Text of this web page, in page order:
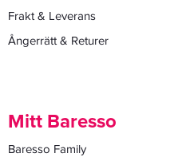
Frakt & Leverans
Ångerrätt & Returer
Mitt Baresso
Baresso Family